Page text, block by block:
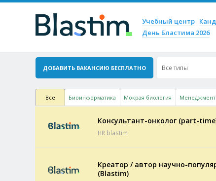
Меню
Пропустить
Учебный центр
День Бластима 2026
ДОБАВИТЬ ВАКАНСИЮ БЕСПЛАТНО Все типы
Все Биоинформатика Мокрая биология
Консультант-онколог (part-
HR blastim
Креатор / автор научно-
(Blastim)